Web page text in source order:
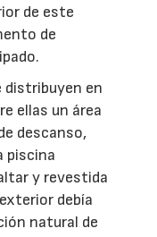
de este
de
distribuyen en
ellas un área
descanso,
piscina
y revestida
debía
natural de